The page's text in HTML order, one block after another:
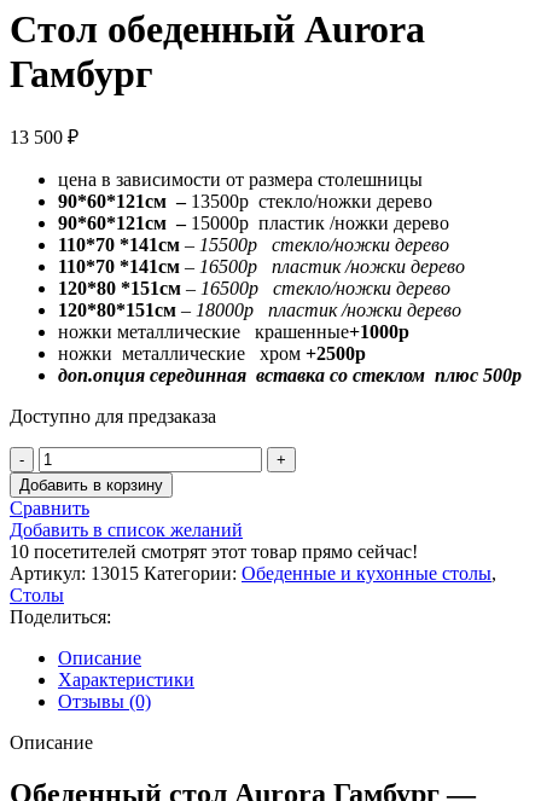
Стол обеденный Aurora
Гамбург
13 500 ₽
цена в зависимости от размера столешницы
90*60*121см – 13500р стекло/ножки дерево
90*60*121см – 15000р пластик /ножки дерево
110*70 *141см – 15500р стекло/ножки дерево
110*70 *141см – 16500р пластик /ножки дерево
120*80 *151см – 16500р стекло/ножки дерево
120*80*151см – 18000р пластик /ножки дерево
ножки металлические крашенные+1000р
ножки металлические хром +2500р
доп.опция серединная вставка со стеклом плюс 500р
Доступно для предзаказа
Количество
товара
Стол
обеденный
Aurora
Гамбург
Добавить в корзину
Сравнить
Добавить в список желаний
10 посетителей смотрят этот товар прямо сейчас!
Артикул: 13015 Категории: Обеденные и кухонные столы,
Столы
Поделиться:
Описание
Характеристики
Отзывы (0)
Описание
Обеденный стол Aurora Гамбург —